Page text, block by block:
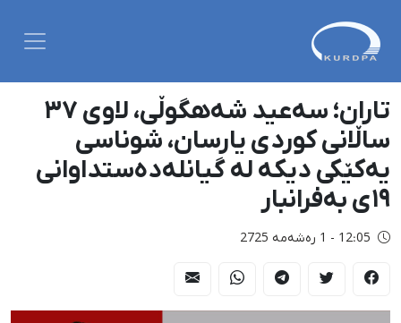
تاران؛ سەعید شەهگوڵی، لاوی ٣٧
ساڵانی کوردی یارسان، شوناسی
یەکێکی دیکە لە گیانلەدەستداوانی
١٩ی بەفرانبار
12:05 - 1 رەشەمه 2725